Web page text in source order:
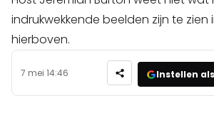
indrukwekkende beelden zijn te zien
hierboven.
7 mei 14:46 Instellen